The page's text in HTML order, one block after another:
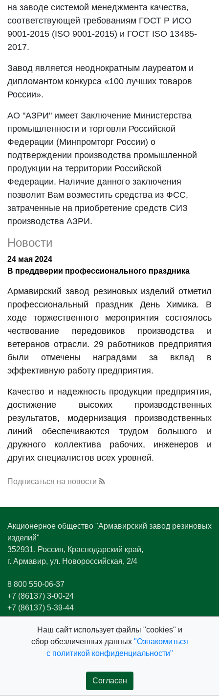
на заводе системой менеджмента качества,
соответствующей требованиям ГОСТ Р ИСО
9001-2015 (ISO 9001-2015) и ГОСТ ISO 13485-
2017.
Завод является неоднократным лауреатом и
дипломантом конкурса «100 лучших товаров
России».
АО "АЗРИ" имеет Заключение Министерства
промышленности и торговли Российской
Федерации (Минпромторг России) о
подтверждении производства промышленной
продукции на территории Российской
Федерации. Наличие данного заключения
позволит Вам возместить средства из ФСС,
затраченные на приобретение средств СИЗ
производства АЗРИ.
Новости
24 мая 2024
В преддверии профессионального праздника
Армавирский завод резиновых изделий отметил
профессиональный праздник День Химика. В
ходе торжественного мероприятия состоялось
чествование передовиков производства и
ветеранов отрасли. 29 работников предприятия
были отмечены наградами за вклад в
эффективную работу предприятия.
Качество и надежность продукции предприятия,
достижение высоких производственных
результатов, модернизация производственных
линий обеспечиваются трудом большого и
дружного коллектива рабочих, инженеров и
других специалистов всех уровней.
На торжественном мероприятии присутствовали
передавшие свой опыт и знания молодым
Музыкальный подарок для сотрудников завода
организовал творческий коллектив ГДК г.
Армавир «Ритмы планеты». Яркое выступление
музыкантов подарило работникам хорошее
настроение и заряд энергии для новых трудовых
свершений.
Подписаться на новости
Наш cайт использует файлы "cookies" и
сбор обезличенных данных "Ознакомиться
с политикой конфиденциальности"
Акционерное общество "Армавирский завод резиновых
изделий"
352931, Россия, Краснодарский край,
г. Армавир, ул. Новороссийская, 2/4
8 800 550-06-37
+7 (86137) 3-00-24
+7 (86137) 5-39-44
+7 (86137) 5-63-27
sale@azri.ru
Конфиденциальность и правила сайта